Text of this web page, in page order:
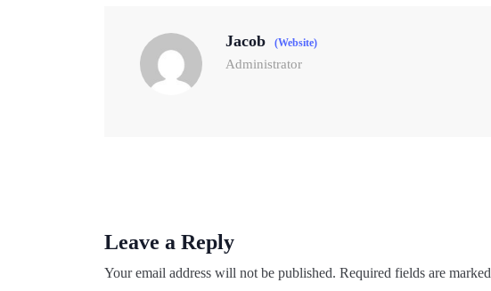
Jacob (Website)
Administrator
Leave a Reply
Your email address will not be published. Required fields are marked